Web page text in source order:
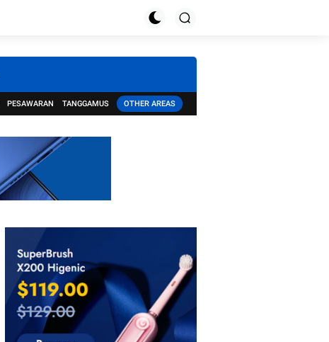
PESAWARAN TANGGAMUS OTHER AREAS